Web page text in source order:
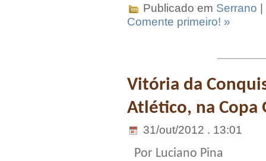
Publicado em Serrano
Comente primeiro! »
Vitória da
Atlético, na Copa
31/out/2012 . 13:01
Por Luciano Pina